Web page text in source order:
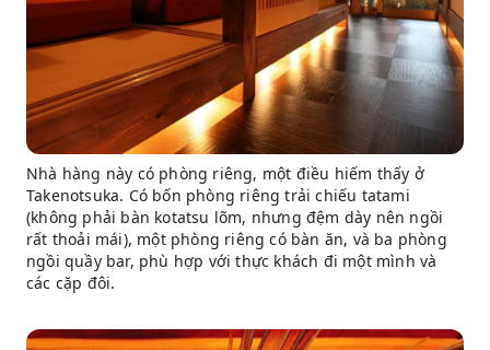
Nhà hàng này có phòng riêng, một điều hiếm thấy ở
Takenotsuka. Có bốn phòng riêng trải chiếu tatami
(không phải bàn kotatsu lõm, nhưng đệm dày nên ngồi
rất thoải mái), một phòng riêng có bàn ăn, và ba phòng
ngồi quầy bar, phù hợp với thực khách đi một mình và
các cặp đôi.